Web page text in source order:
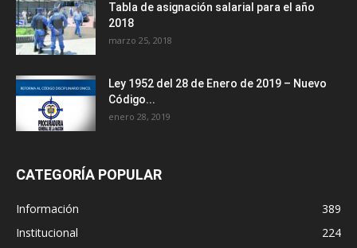
Tabla de asignación salarial para el año
2018
marzo 25, 2018
Ley 1952 del 28 de Enero de 2019 – Nuevo
Código...
enero 28, 2019
CATEGORÍA POPULAR
Información
389
Institucional
224